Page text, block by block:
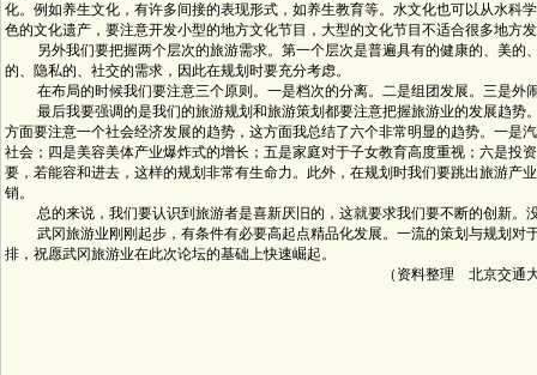
化。例如养生文化，有许多间接的表现形式，如养生教育等。水文化也可以从水科
色的文化遗产，要注意开发小型的地方文化节目，大型的文化节目不适合很多地方
另外我们要把握两个层次的旅游需求。第一个层次是普遍具有的健康的、美的
的、隐私的、社交的需求，因此在规划时要充分考虑。
在布局的时候我们要注意三个原则。一是档次的分离。二是组团发展。三是外
最后我要强调的是我们的旅游规划和旅游策划都要注意把握旅游业的发展趋势
方面要注意一个社会经济发展的趋势，这方面我总结了六个非常明显的趋势。一是
社会；四是美容美体产业爆炸式的增长；五是家庭对于子女教育高度重视；六是投
要，若能容和进去，这样的规划非常有生命力。此外，在规划时我们要跳出旅游产
销。
总的来说，我们要认识到旅游者是喜新厌旧的，这就要求我们要不断的创新。
武冈旅游业刚刚起步，有条件有必要高起点精品化发展。一流的策划与规划对
排，祝愿武冈旅游业在此次论坛的基础上快速崛起。
（资料整理 北京交通大学旅游系